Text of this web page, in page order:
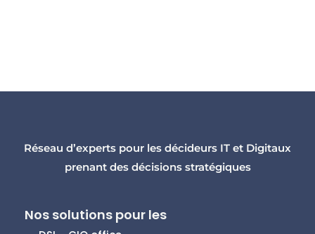
Réseau d’experts pour les décideurs IT et Digitaux
prenant des décisions stratégiques
Nos solutions pour les